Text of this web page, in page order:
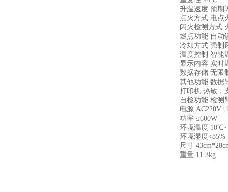
升温速度 预期
点火方式 电点
闪火检测方式
燃点功能 自动
冷却方式 强制
温度控制 智能
显示内容 实时
数据存储 无限
其他功能 数据
打印机 热敏，支
自检功能 检测臂
电源
功率 ≤600W
环境温度
环境湿度<85%
尺寸
重量 11.3kg